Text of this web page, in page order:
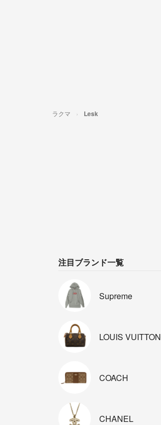
ラクマ Lesk
注目ブランド一覧
Supreme
LOUIS VUITTON
COACH
CHANEL